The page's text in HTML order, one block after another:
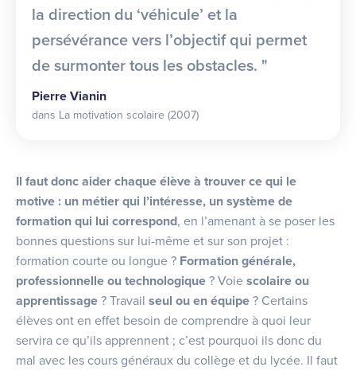
la direction du ‘véhicule’ et la
persévérance vers l’objectif qui permet
de surmonter tous les obstacles. "
Pierre Vianin
dans La motivation scolaire (2007)
Il faut donc aider chaque élève à trouver ce qui le
motive : un métier qui l’intéresse, un système de
formation qui lui correspond, en l’amenant à se poser les
bonnes questions sur lui-même et sur son projet :
formation courte ou longue ? Formation générale,
professionnelle ou technologique ? Voie scolaire ou
apprentissage ? Travail seul ou en équipe ? Certains
élèves ont en effet besoin de comprendre à quoi leur
servira ce qu’ils apprennent ; c’est pourquoi ils donc du
mal avec les cours généraux du collège et du lycée. Il faut